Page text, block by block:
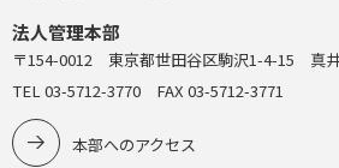
法人管理本部
〒154-0012 東京都世田谷区駒沢1-4-15 真
TEL 03-5712-3770 FAX 03-5712-3771
本部へのアクセス